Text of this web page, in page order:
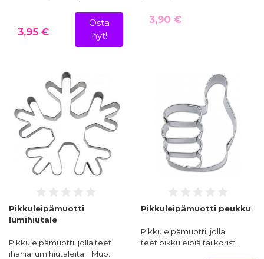
3,95 €
Osta
nyt!
3,90 €
Pikkuleipämuotti
lumihiutale
Pikkuleipämuotti, jolla teet
ihania lumihiutaleita. Muo…
Pikkuleipämuotti peukku
Pikkuleipämuotti, jolla
teet pikkuleipiä tai korist…